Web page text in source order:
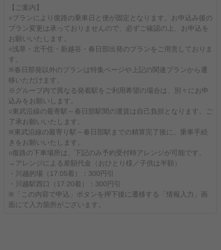
【ご案内】
○プランにより復路の乗車日と便が固定となります。お申込み後の
プラン変更は承っておりませんので、必ずご確認の上、お申込を
お願いいたします。
○浅草・北千住・新越谷・春日部出発のプランをご用意しておりま
す。
※春日部発以外のプランは特集ページや上記の関連プランから遷
移いただけます。
※グループ内で異なる発着駅をご利用希望の場合は、別々にお申
込みをお願いします。
○東武沿線の最寄駅～春日部駅間の運賃は自己負担となります。ご
了承お願いいたします。
※東武沿線の最寄り駅～春日部駅までの精算完了後に、乗車手続
きをお願いいたします。
○復路の下車場所は、下記のみ予約受付時アレンジが可能です。
→アレンジによる差額代金（おひとり様／子供は半額）
・川越的場（17:05着）：300円引
・川越駅西口（17:20着）：300円引
※「この内容で申込」ボタンを押下後に遷移する「情報入力」画
面にて入力箇所がございます。